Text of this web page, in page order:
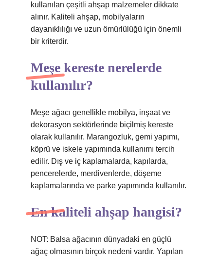
kullanılan çeşitli ahşap malzemeler dikkate
alınır. Kaliteli ahşap, mobilyaların
dayanıklılığı ve uzun ömürlülüğü için önemli
bir kriterdir.
Meşe kereste nerelerde
kullanılır?
Meşe ağacı genellikle mobilya, inşaat ve
dekorasyon sektörlerinde biçilmiş kereste
olarak kullanılır. Marangozluk, gemi yapımı,
köprü ve iskele yapımında kullanımı tercih
edilir. Dış ve iç kaplamalarda, kapılarda,
pencerelerde, merdivenlerde, döşeme
kaplamalarında ve parke yapımında kullanılır.
En kaliteli ahşap hangisi?
NOT: Balsa ağacının dünyadaki en güçlü
ağaç olmasının birçok nedeni vardır. Yapılan